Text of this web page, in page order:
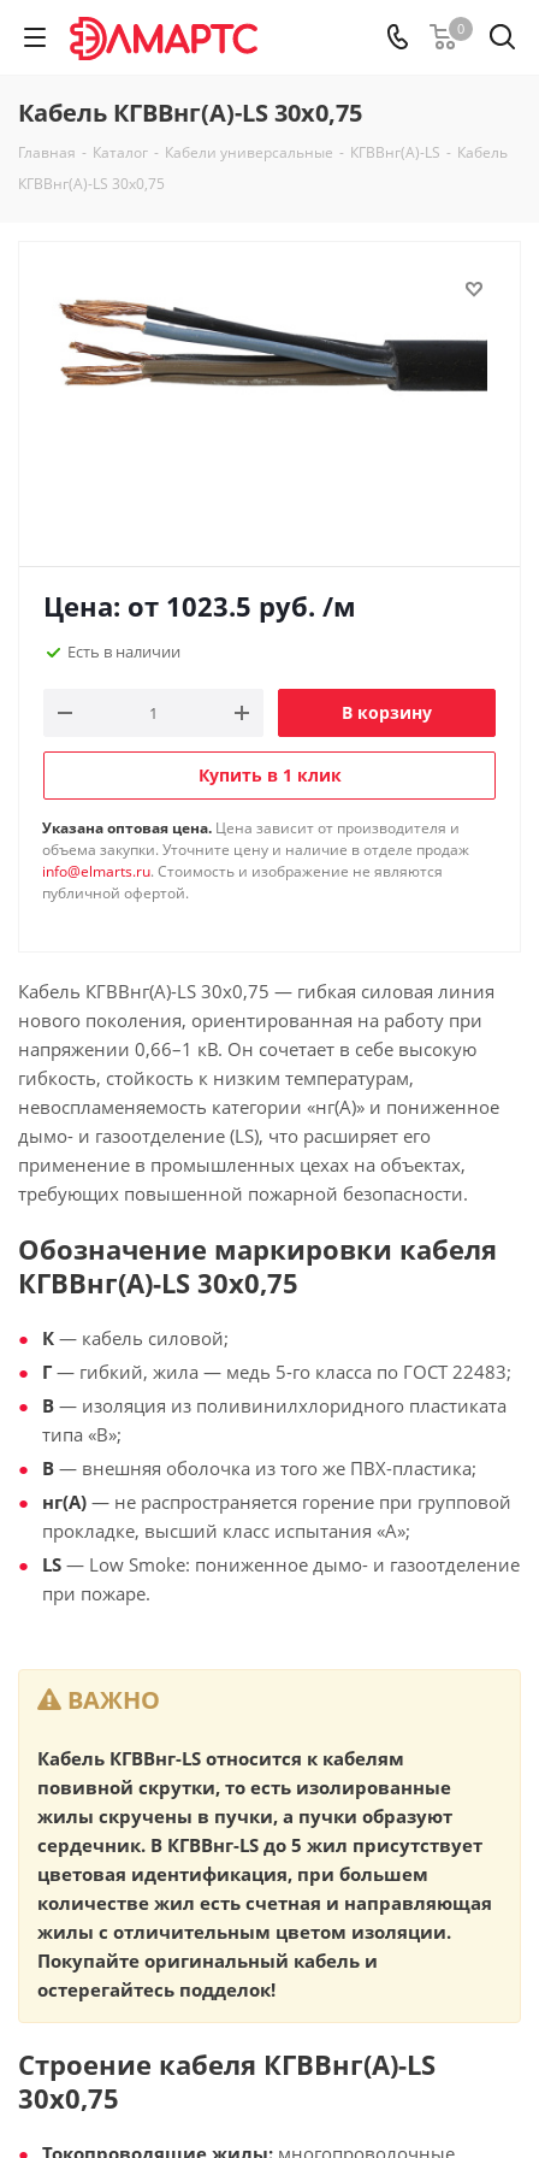
0
Кабель КГВВнг(А)-LS 30х0,75
Главная - Каталог - Кабели универсальные - КГВВнг(А)-LS - Кабель
КГВВнг(А)-LS 30х0,75
Цена: от 1023.5 руб. /м
Есть в наличии
В корзину
Купить в 1 клик
Указана оптовая цена. Цена зависит от производителя и
объема закупки. Уточните цену и наличие в отделе продаж
info@elmarts.ru. Стоимость и изображение не являются
публичной офертой.
Кабель КГВВнг(А)-LS 30х0,75 — гибкая силовая линия
нового поколения, ориентированная на работу при
напряжении 0,66–1 кВ. Он сочетает в себе высокую
гибкость, стойкость к низким температурам,
невоспламеняемость категории «нг(А)» и пониженное
дымо- и газоотделение (LS), что расширяет его
применение в промышленных цехах на объектах,
требующих повышенной пожарной безопасности.
Обозначение маркировки кабеля
КГВВнг(А)-LS 30х0,75
К — кабель силовой;
Г — гибкий, жила — медь 5-го класса по ГОСТ 22483;
В — изоляция из поливинилхлоридного пластиката
типа «В»;
В — внешняя оболочка из того же ПВХ-пластика;
нг(А) — не распространяется горение при групповой
прокладке, высший класс испытания «А»;
LS — Low Smoke: пониженное дымо- и газоотделение
при пожаре.
ВАЖНО
Кабель КГВВнг-LS относится к кабелям
повивной скрутки, то есть изолированные
жилы скручены в пучки, а пучки образуют
сердечник. В КГВВнг-LS до 5 жил присутствует
цветовая идентификация, при большем
количестве жил есть счетная и направляющая
жилы с отличительным цветом изоляции.
Покупайте оригинальный кабель и
остерегайтесь подделок!
Строение кабеля КГВВнг(А)-LS
30х0,75
Токопроводящие жилы: многопроволочные